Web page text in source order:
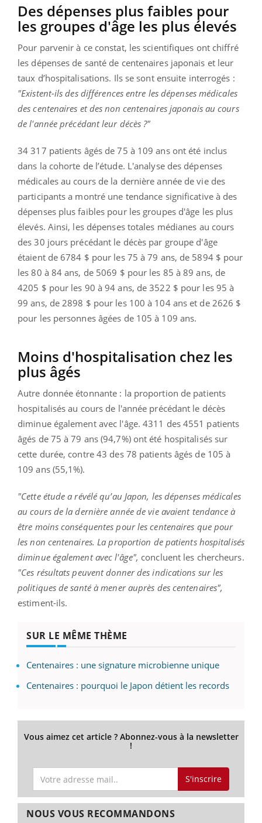
Des dépenses plus faibles pour
les groupes d'âge les plus élevés
Pour parvenir à ce constat, les scientifiques ont chiffré
les dépenses de santé de centenaires japonais et leur
taux d’hospitalisations. Ils se sont ensuite interrogés :
"Existent-ils des différences entre les dépenses médicales
des centenaires et des non centenaires japonais au cours
de l'année précédant leur décès ?"
34 317 patients âgés de 75 à 109 ans ont été inclus
dans la cohorte de l’étude. L'analyse des dépenses
médicales au cours de la dernière année de vie des
participants a montré une tendance significative à des
dépenses plus faibles pour les groupes d'âge les plus
élevés. Ainsi, les dépenses totales médianes au cours
des 30 jours précédant le décès par groupe d'âge
étaient de 6784 $ pour les 75 à 79 ans, de 5894 $ pour
les 80 à 84 ans, de 5069 $ pour les 85 à 89 ans, de
4205 $ pour les 90 à 94 ans, de 3522 $ pour les 95 à
99 ans, de 2898 $ pour les 100 à 104 ans et de 2626 $
pour les personnes âgées de 105 à 109 ans.
Moins d'hospitalisation chez les
plus âgés
Autre donnée étonnante : la proportion de patients
hospitalisés au cours de l'année précédant le décès
diminue également avec l'âge. 4311 des 4551 patients
âgés de 75 à 79 ans (94,7%) ont été hospitalisés sur
cette durée, contre 43 des 78 patients âgés de 105 à
109 ans (55,1%).
"Cette étude a révélé qu’au Japon, les dépenses médicales
au cours de la dernière année de vie avaient tendance à
être moins conséquentes pour les centenaires que pour
les non centenaires. La proportion de patients hospitalisés
diminue également avec l'âge", concluent les chercheurs.
"Ces résultats peuvent donner des indications sur les
politiques de santé à mener auprès des centenaires",
estiment-ils.
SUR LE MÊME THÈME
Centenaires : une signature microbienne unique
Centenaires : pourquoi le Japon détient les records
Vous aimez cet article ? Abonnez-vous à la newsletter
!
S'inscrire
NOUS VOUS RECOMMANDONS